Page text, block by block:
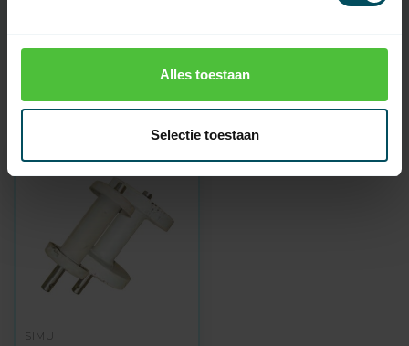
Alles toestaan
Selectie toestaan
Recent bekeken
SIMU